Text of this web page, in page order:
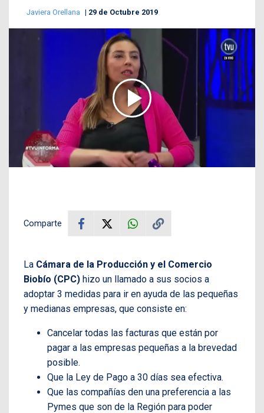
Javiera Orellana 29 de Octubre 2019
Comparte
La Cámara de la Producción y el Comercio
Biobío (CPC) hizo un llamado a sus socios a
adoptar 3 medidas para ir en ayuda de las pequeñas
y medianas empresas, que consiste en:
Cancelar todas las facturas que están por
pagar a las empresas pequeñas a la brevedad
posible.
Que la Ley de Pago a 30 días sea efectiva.
Que las compañías den una preferencia a las
Pymes que son de la Región para poder